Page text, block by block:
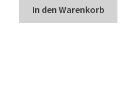
In den Warenkorb